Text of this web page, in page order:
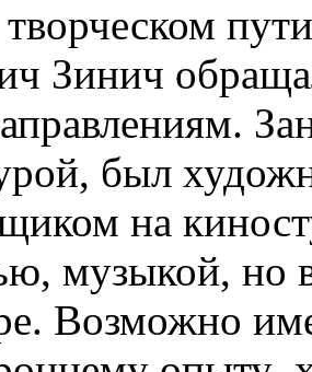
Зинич
был
на
музыкой, но
Возможно